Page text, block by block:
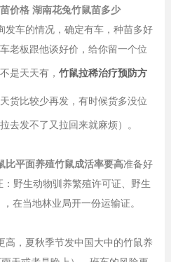
价格 湖南花兔竹鼠苗多少
发车的情况，确定有车，种苗多好
老板跟他谈好价，给你留一个位
是天天有， 竹鼠拉稀治疗预防方
货比较少再发，有时候货多没位
去发不了又拉回来就麻烦）。
比平面养殖竹鼠成活率要高准备好
野生动物驯养繁殖许可证、野生
在当地林业局开一份运输证。
高，夏秋季节发中国大中的竹鼠养